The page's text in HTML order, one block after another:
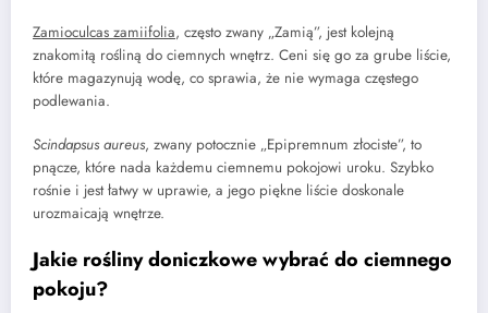
Zamioculcas zamiifolia, często zwany „Zamią”, jest kolejną
znakomitą rośliną do ciemnych wnętrz. Ceni się go za grube liście,
które magazynują wodę, co sprawia, że nie wymaga częstego
podlewania.
Scindapsus aureus, zwany potocznie „Epipremnum złociste”, to
pnącze, które nada każdemu ciemnemu pokojowi uroku. Szybko
rośnie i jest łatwy w uprawie, a jego piękne liście doskonale
urozmaicają wnętrze.
Jakie rośliny doniczkowe wybrać do ciemnego
pokoju?